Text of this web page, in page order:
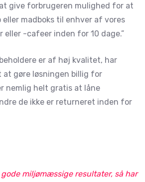
give forbrugeren mulighed for at
eller madboks til enhver af vores
-cafeer inden for 10 dage.”
er af høj kvalitet, har
at gøre løsningen billig for
nemlig helt gratis at låne
de ikke er returneret inden for
miljømæssige resultater, så har